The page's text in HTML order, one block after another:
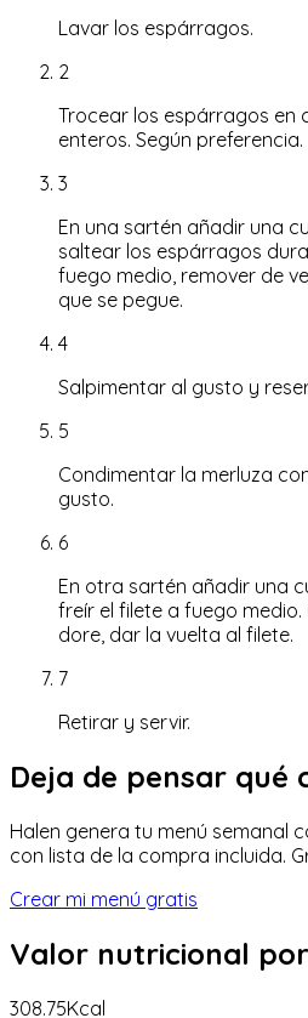
Lavar los espárragos.
2
Trocear los espárragos en
enteros. Según preferencia.
3
En una sartén añadir una
saltear los espárragos
fuego medio, remover de
que se pegue.
4
Salpimentar al gusto y
5
Condimentar la merluza
gusto.
6
En otra sartén añadir una
freír el filete a fuego
dore, dar la vuelta al filete.
7
Retirar y servir.
Deja de pensar qué
Halen genera tu menú semanal
con lista de la compra incluida.
Crear mi menú gratis
Valor nutricional
308.75Kcal